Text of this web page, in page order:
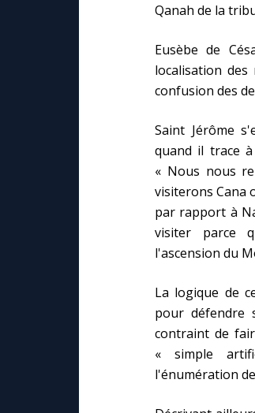
Qanah de la
Eusèbe de
localisation
confusion des
Saint Jérôme
quand il trace
« Nous nous
visiterons Cana
par rapport à
visiter parce
l'ascension du
La logique de
pour défendre
contraint de
« simple
l'énumération